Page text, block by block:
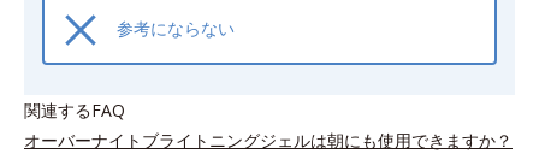
参考にならない
関連するFAQ
オーバーナイトブライトニングジェルは朝にも使用できますか？